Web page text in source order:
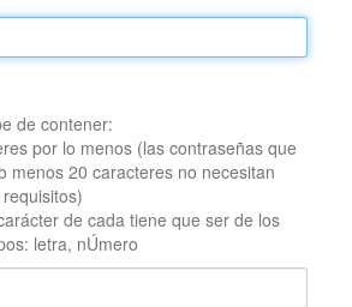
de contener:
por lo menos (las contraseñas que
menos 20 caracteres no necesitan
de cada tiene que ser de los
letra, nÚmero